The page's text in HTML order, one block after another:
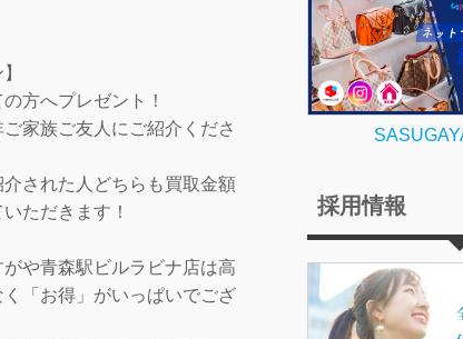
方へプレゼント！
家族ご友人にご紹介くださ
された人どちらも買取金額
ただきます！
や青森駅ビルラビナ店は高
「お得」がいっぱいでござ
採用情報